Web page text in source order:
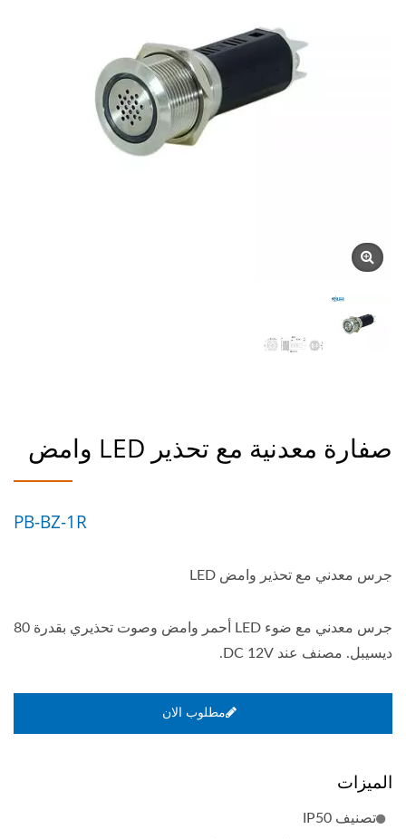
صفارة معدنية مع تحذير LED وامض
PB-BZ-1R
جرس معدني مع تحذير وامض LED
جرس معدني مع ضوء LED أحمر وامض وصوت تحذيري بقدرة 80
ديسيبل. مصنف عند DC 12V.
مطلوب الان
الميزات
تصنيف IP50